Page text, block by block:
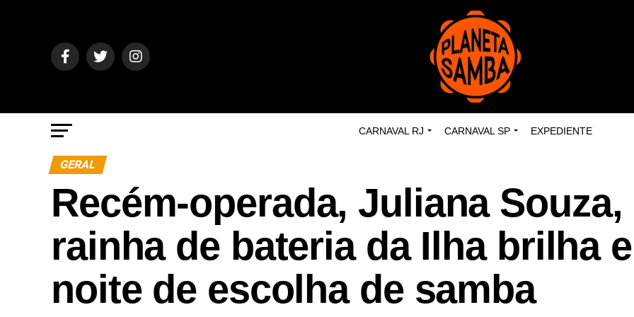
CARNAVAL RJ CARNAVAL SP EXPEDIENTE
GERAL
Recém-operada, Juliana Souza,
rainha de bateria da Ilha brilha
noite de escolha de samba